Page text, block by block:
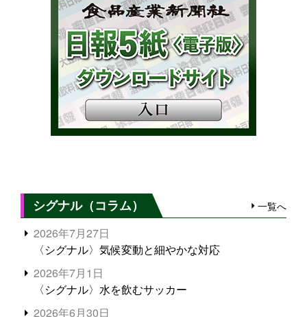
シグナル（コラム） 一覧へ
2026年7月27日
〈シグナル〉気候変動と細やかな対応
2026年7月1日
〈シグナル〉水を飲むサッカー
2026年6月30日